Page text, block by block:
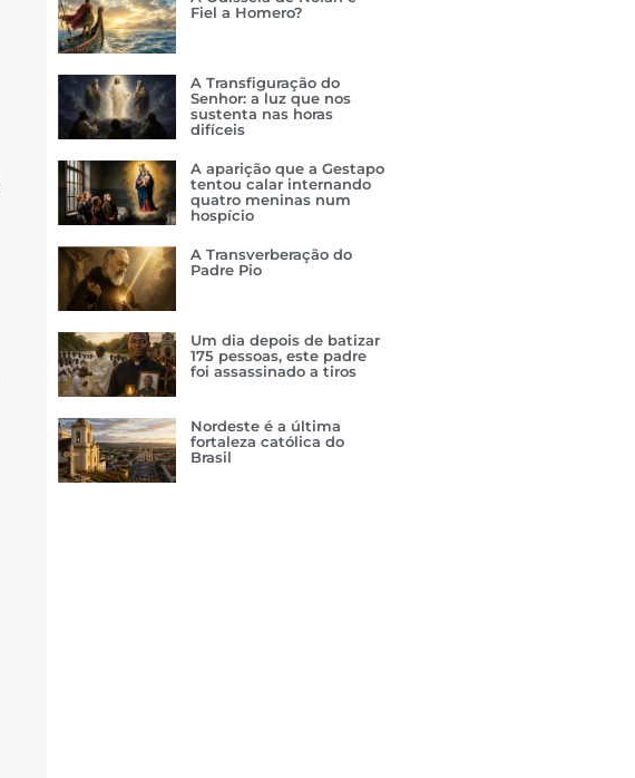
Fiel a Homero?
A Transfiguração do
Senhor: a luz que nos
sustenta nas horas
difíceis
A aparição que a Gestapo
tentou calar internando
quatro meninas num
hospício
A Transverberação do
Padre Pio
Um dia depois de batizar
175 pessoas, este padre
foi assassinado a tiros
Nordeste é a última
fortaleza católica do
Brasil